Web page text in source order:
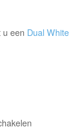
u een Dual White